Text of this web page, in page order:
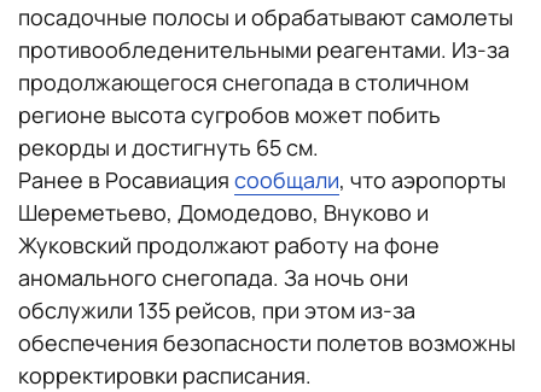
посадочные полосы и обрабатывают самолеты
противообледенительными реагентами. Из-за
продолжающегося снегопада в столичном
регионе высота сугробов может побить
рекорды и достигнуть 65 см.
Ранее в Росавиация сообщали, что аэропорты
Шереметьево, Домодедово, Внуково и
Жуковский продолжают работу на фоне
аномального снегопада. За ночь они
обслужили 135 рейсов, при этом из-за
обеспечения безопасности полетов возможны
корректировки расписания.